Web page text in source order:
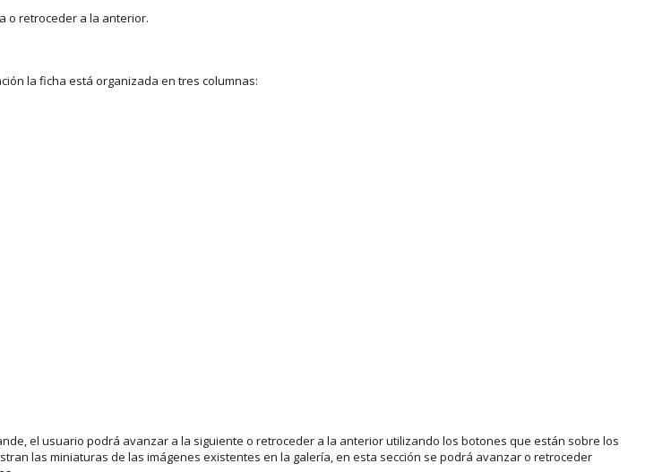
o retroceder a la anterior.
la ficha está organizada en tres columnas:
el usuario podrá avanzar a la siguiente o retroceder a la anterior utilizando los botones que están sobre los
las miniaturas de las imágenes existentes en la galería, en esta sección se podrá avanzar o retroceder